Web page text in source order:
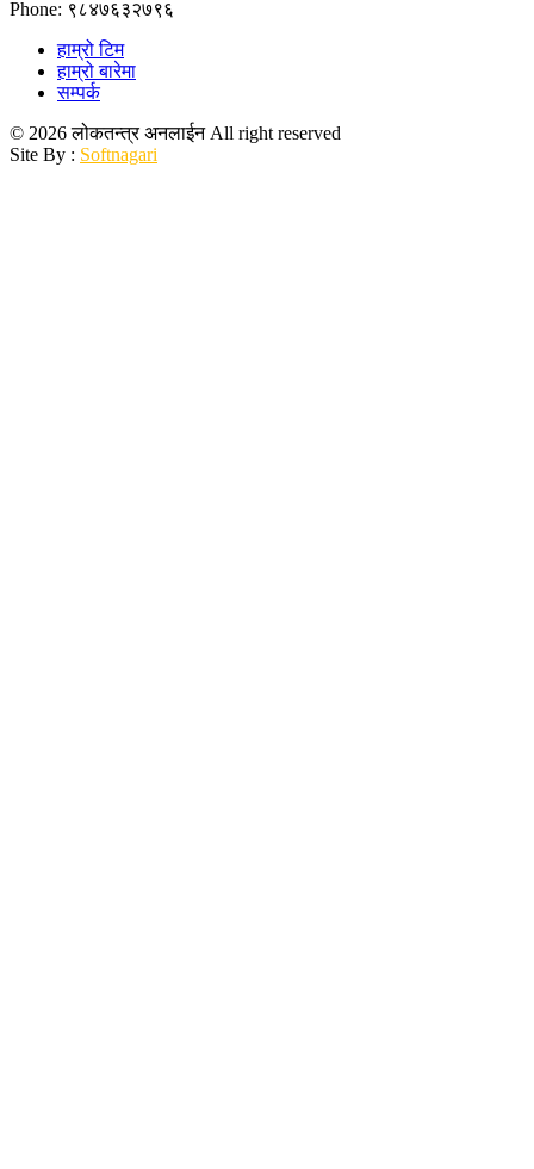
Phone: ९८४७६३२७९६
हाम्रो टिम
हाम्रो बारेमा
सम्पर्क
© 2026 लोकतन्त्र अनलाईन All right reserved
Site By : Softnagari